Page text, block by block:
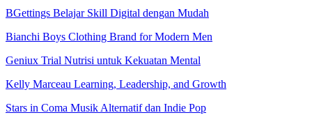
BGettings Belajar Skill Digital dengan Mudah
Bianchi Boys Clothing Brand for Modern Men
Geniux Trial Nutrisi untuk Kekuatan Mental
Kelly Marceau Learning, Leadership, and Growth
Stars in Coma Musik Alternatif dan Indie Pop